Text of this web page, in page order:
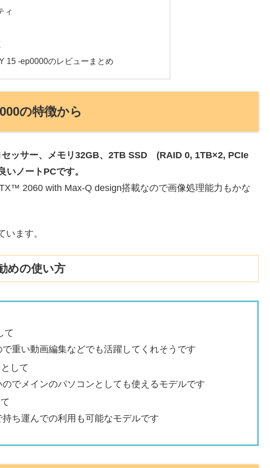
ィ
15 -ep0000のレビューまとめ
の特徴から
ッサー、メモリ32GB、2TB SSD (RAID 0, 1TB×2, PCIe
ノートPCです。
2060 with Max-Q design搭載なので画像処理能力もかな
ます。
めの使い方
て
い動画編集などでも活躍してくれそうです
して
メインのパソコンとしても使えるモデルです
運んでの利用も可能なモデルです